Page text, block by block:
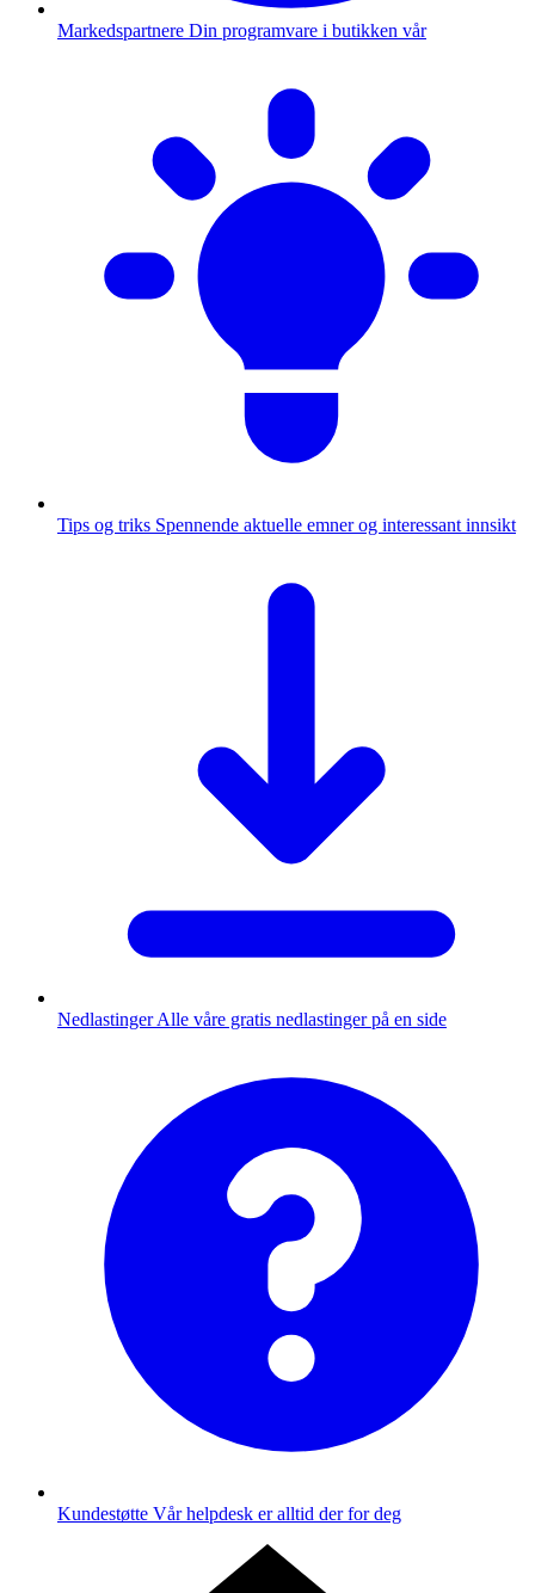
Markedspartnere Din programvare i butikken vår
Tips og triks Spennende aktuelle emner og interessant innsikt
Nedlastinger Alle våre gratis nedlastinger på en side
Kundestøtte Vår helpdesk er alltid der for deg